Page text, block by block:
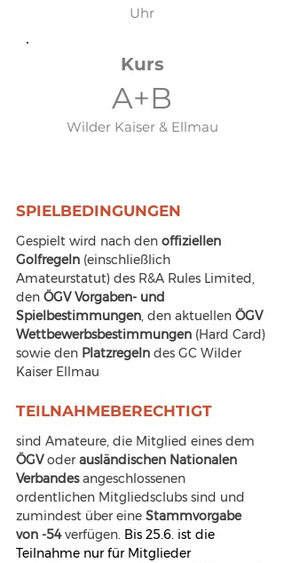
Uhr
Kurs
A+B
Wilder Kaiser & Ellmau
SPIELBEDINGUNGEN
Gespielt wird nach den offiziellen
Golfregeln (einschließlich
Amateurstatut) des R&A Rules Limited,
den ÖGV Vorgaben- und
Spielbestimmungen, den aktuellen ÖGV
Wettbewerbsbestimmungen (Hard Card)
sowie den Platzregeln des GC Wilder
Kaiser Ellmau
TEILNAHMEBERECHTIGT
sind Amateure, die Mitglied eines dem
ÖGV oder ausländischen Nationalen
Verbandes angeschlossenen
ordentlichen Mitgliedsclubs sind und
zumindest über eine Stammvorgabe
von -54 verfügen. Bis 25.6. ist die
Teilnahme nur für Mitglieder